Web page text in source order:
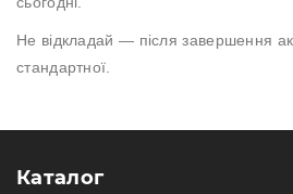
19:00
Не відкладай — після завершення
стандартної.
Каталог